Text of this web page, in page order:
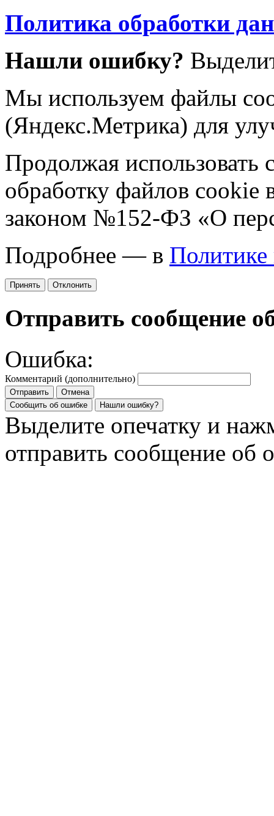
Политика обработки
Нашли ошибку?
Мы используем файлы
(Яндекс.Метрика) для
Продолжая использовать
обработку файлов cookie
законом №152-ФЗ «О
Подробнее — в Политике
Принять Отклонить
Отправить сообщение
Ошибка:
Комментарий (дополнительно)
Отправить
Отмена
Сообщить об ошибке
Нашли ошибку?
Выделите опечатку и
отправить сообщение об